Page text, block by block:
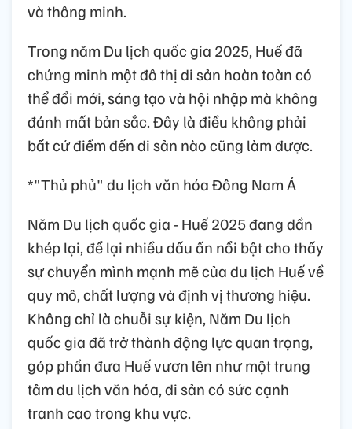
và thông minh.
Trong năm Du lịch quốc gia 2025, Huế đã
chứng minh một đô thị di sản hoàn toàn có
thể đổi mới, sáng tạo và hội nhập mà không
đánh mất bản sắc. Đây là điều không phải
bất cứ điểm đến di sản nào cũng làm được.
*"Thủ phủ" du lịch văn hóa Đông Nam Á
Năm Du lịch quốc gia - Huế 2025 đang dần
khép lại, để lại nhiều dấu ấn nổi bật cho thấy
sự chuyển mình mạnh mẽ của du lịch Huế về
quy mô, chất lượng và định vị thương hiệu.
Không chỉ là chuỗi sự kiện, Năm Du lịch
quốc gia đã trở thành động lực quan trọng,
góp phần đưa Huế vươn lên như một trung
tâm du lịch văn hóa, di sản có sức cạnh
tranh cao trong khu vực.